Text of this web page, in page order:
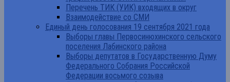
Перечень ТИК (УИК) входящих в округ
Взаимодействие со СМИ
Единый день голосования 19 сентября 2021 года
Выборы главы Первосинюхинского сельского
поселения Лабинского района
Выборы депутатов в Государственную Думу
Федерального Собрания Российской
Федерации восьмого созыва